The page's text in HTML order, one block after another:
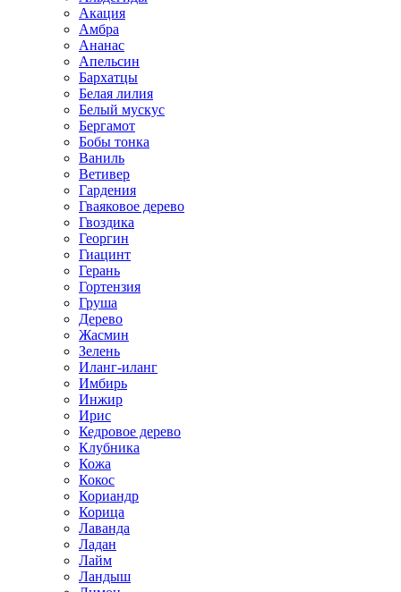
Акация
Амбра
Ананас
Апельсин
Бархатцы
Белая лилия
Белый мускус
Бергамот
Бобы тонка
Ваниль
Ветивер
Гардения
Гваяковое дерево
Гвоздика
Георгин
Гиацинт
Герань
Гортензия
Груша
Дерево
Жасмин
Зелень
Иланг-иланг
Имбирь
Инжир
Ирис
Кедровое дерево
Клубника
Кожа
Кокос
Кориандр
Корица
Лаванда
Ладан
Лайм
Ландыш